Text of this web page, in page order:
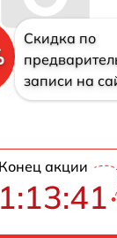
Скидка по
записи на
Конец акции